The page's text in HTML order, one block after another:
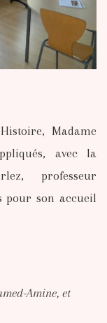
Madame
avec la
professeur
pour son accueil
Amine, et